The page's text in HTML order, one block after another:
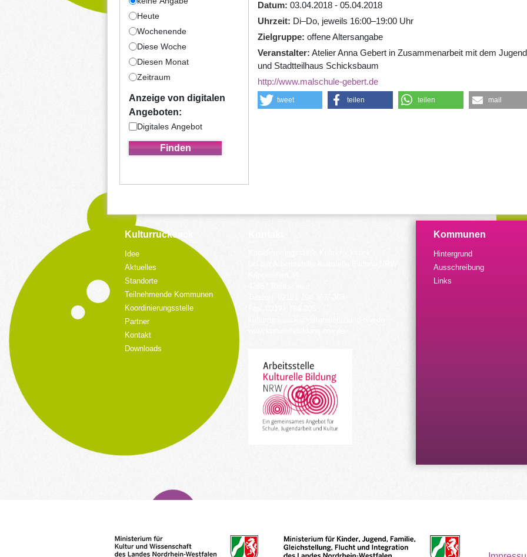
Heute
Wochenende
Diese Woche
Diesen Monat
Zeitraum
Anzeige von digitalen
Angeboten:
Digitales Angebot
Datum 03.04.2018 - 05.04.2018
Uhrzeit
Di–Do, jeweils 16:00–19:00 Uhr
Zielgruppe offene Altersangabe
Veranstalter Atelier Anna Gebert in Zusammenarbeit mit dem
und Stadtteilhaus Schicksbaum
http://www.malschule-gebert.de
tweet teilen teilen mail
Kulturrucksack
Idee
Aktuelles
Standorte
Teilnehmende Kommunen
Koordinierungsstelle
Partner
Kontakt
Downloads
Kommunen
Hintergrund
Ausschreibung
Links